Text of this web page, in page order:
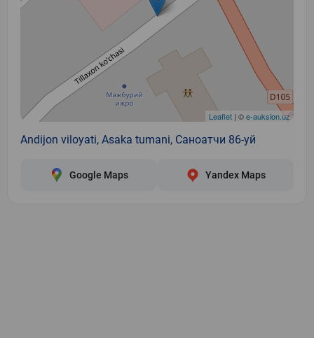
Leaflet | ©e-auksion.uz
Andijon viloyati, Asaka tumani, Саноатчи 86-уй
Google Maps Yandex Maps